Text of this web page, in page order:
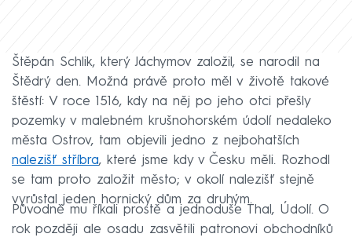
Štěpán Schlik, který Jáchymov založil, se narodil na
Štědrý den. Možná právě proto měl v životě takové
štěstí: V roce 1516, kdy na něj po jeho otci přešly
pozemky v malebném krušnohorském údolí nedaleko
města Ostrov, tam objevili jedno z nejbohatších
nalezišť stříbra, které jsme kdy v Česku měli. Rozhodl
se tam proto založit město; v okolí nalezišť stejně
vyrůstal jeden hornický dům za druhým.
Původně mu říkali prostě a jednoduše Thal, Údolí. O
rok později ale osadu zasvětili patronovi obchodníků